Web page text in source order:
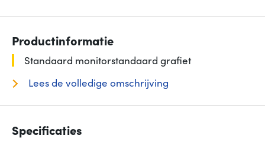
Productinformatie
Standaard monitorstandaard grafiet
Lees de volledige omschrijving
Specificaties